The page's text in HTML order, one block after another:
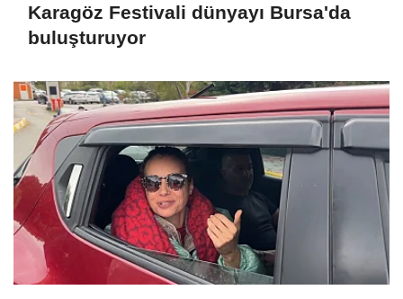
Karagöz Festivali dünyayı Bursa'da
buluşturuyor